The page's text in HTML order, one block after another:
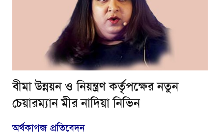
বীমা উন্নয়ন ও নিয়ন্ত্রণ কর্তৃপক্ষের নতুন
চেয়ারম্যান মীর নাদিয়া নিভিন
অর্থকাগজ প্রতিবেদন